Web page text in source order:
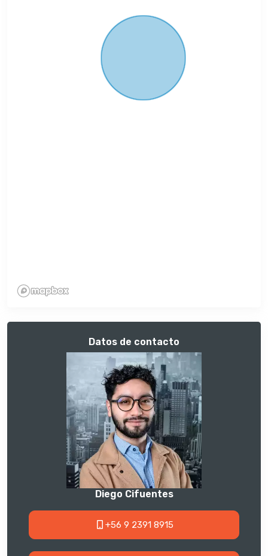
Datos de contacto
Diego Cifuentes
+56 9 2391 8915